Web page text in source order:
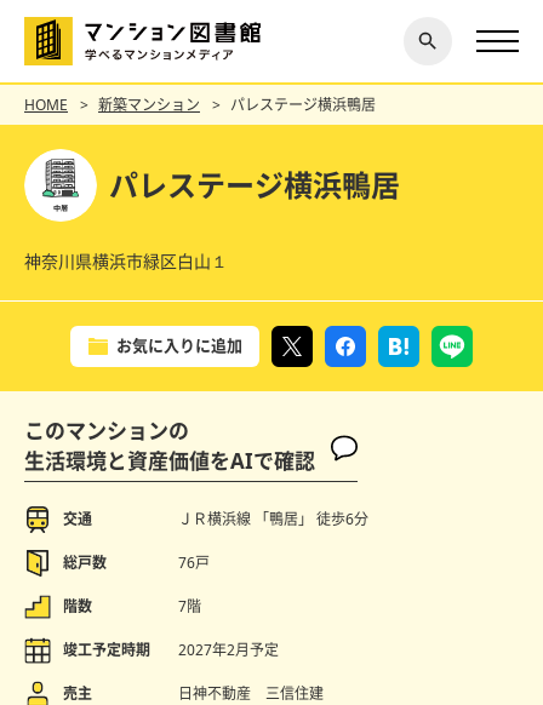
探す
閉じ
る
HOME 新築マンション パレステージ横浜鴨居
パレステージ横浜鴨居
神奈川県横浜市緑区白山１
お気に入りに追加
このマンションの
生活環境と資産価値をAIで確認
交通 ＪＲ横浜線 「鴨居」 徒歩6分
総戸数 76戸
階数 7階
竣工予定時期 2027年2月予定
売主 日神不動産 三信住建